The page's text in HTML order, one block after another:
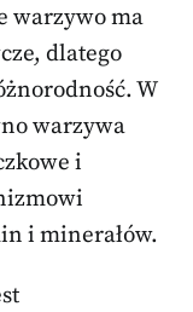
warzywo ma
dlatego
W
warzywa
i
i minerałów.